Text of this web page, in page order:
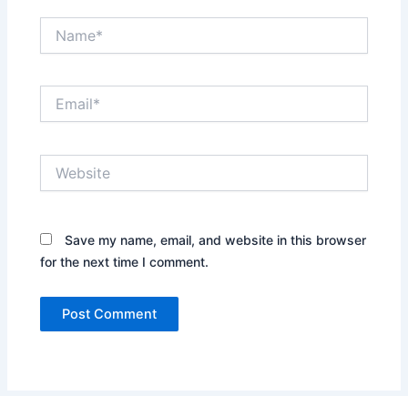
Save my name, email, and website in this browser
for the next time I comment.